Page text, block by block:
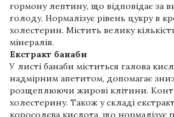
гормону лептину, що відповідає за
голоду. Нормалізує рівень цукру в
холестерин. Містить велику кількість
мінералів.
Екстракт банаби
У листі банаби міститься галова
надмірним апетитом, допомагає
розщеплюючи жирові клітини.
холестерину. Також у складі
коросолєва кислота, що нормалізує